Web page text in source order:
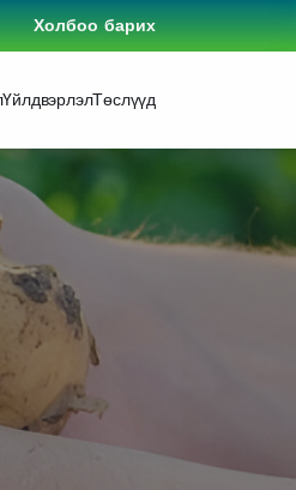
Холбоо барих
ҮйлдвэрлэлТөслүүд